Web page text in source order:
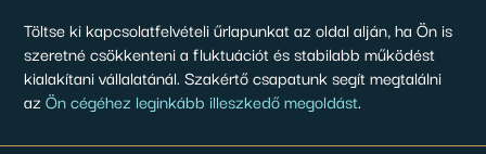
Töltse ki kapcsolatfelvételi űrlapunkat az oldal alján, ha Ön is
szeretné csökkenteni a fluktuációt és stabilabb működést
kialakítani vállalatánál. Szakértő csapatunk segít megtalálni
azÖn cégéhez leginkább illeszkedő megoldást.